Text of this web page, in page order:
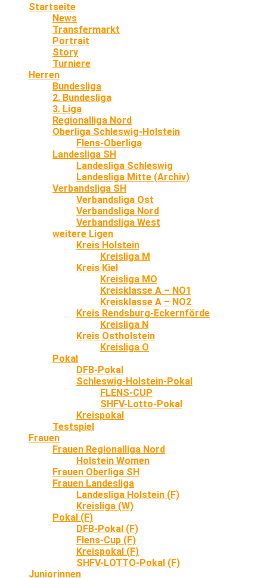
Startseite
News
Transfermarkt
Portrait
Story
Turniere
Herren
Bundesliga
2. Bundesliga
3. Liga
Regionalliga Nord
Oberliga Schleswig-Holstein
Flens-Oberliga
Landesliga SH
Landesliga Schleswig
Landesliga Mitte (Archiv)
Verbandsliga SH
Verbandsliga Ost
Verbandsliga Nord
Verbandsliga West
weitere Ligen
Kreis Holstein
Kreisliga M
Kreis Kiel
Kreisliga MO
Kreisklasse A – NO1
Kreisklasse A – NO2
Kreis Rendsburg-Eckernförde
Kreisliga N
Kreis Ostholstein
Kreisliga O
Pokal
DFB-Pokal
Schleswig-Holstein-Pokal
FLENS-CUP
SHFV-Lotto-Pokal
Kreispokal
Testspiel
Frauen
Frauen Regionalliga Nord
Holstein Women
Frauen Oberliga SH
Frauen Landesliga
Landesliga Holstein (F)
Kreisliga (W)
Pokal (F)
DFB-Pokal (F)
Flens-Cup (F)
Kreispokal (F)
SHFV-LOTTO-Pokal (F)
Juniorinnen